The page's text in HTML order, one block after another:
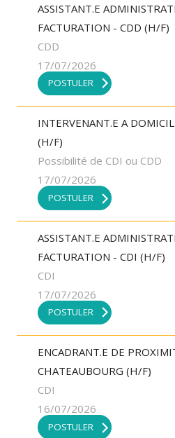
ASSISTANT.E
FACTURATION - CDD (H/F)
CDD
17/07/2026
POSTULER
INTERVENANT.E A
(H/F)
Possibilité de CDI ou CDD
17/07/2026
POSTULER
ASSISTANT.E
FACTURATION - CDI (H/F)
CDI
17/07/2026
POSTULER
ENCADRANT.E DE
CHATEAUBOURG (H/F)
CDI
16/07/2026
POSTULER